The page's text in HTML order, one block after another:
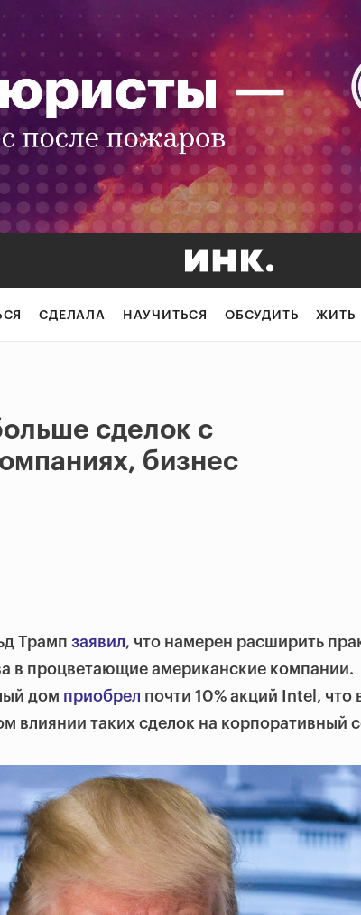
СДЕЛАЛА НАУЧИТЬСЯ ОБСУДИТЬ ЖИТЬ
сделок с
бизнес
Трамп заявил, что намерен расширить
в процветающие американские компании.
дом приобрел почти 10% акций Intel, что
влиянии таких сделок на корпоративный